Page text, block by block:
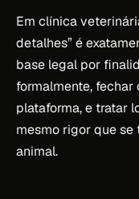
Em clínica
detalhes” é
base legal por
formalmente,
plataforma, e tratar
mesmo rigor que
animal.